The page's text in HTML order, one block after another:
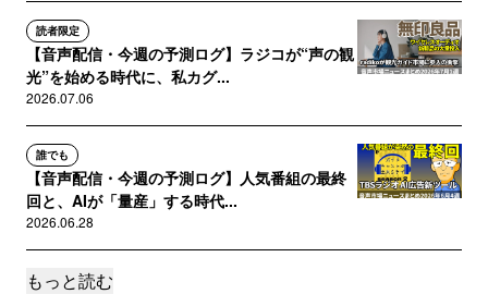
読者限定
【音声配信・今週の予測ログ】ラジコが“声の観
光”を始める時代に、私カグ...
2026.07.06
誰でも
【音声配信・今週の予測ログ】人気番組の最終
回と、AIが「量産」する時代...
2026.06.28
読者限定
もっと読む